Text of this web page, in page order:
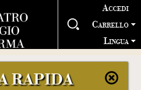
Accedi
Carrello
Lingua
RAPIDA